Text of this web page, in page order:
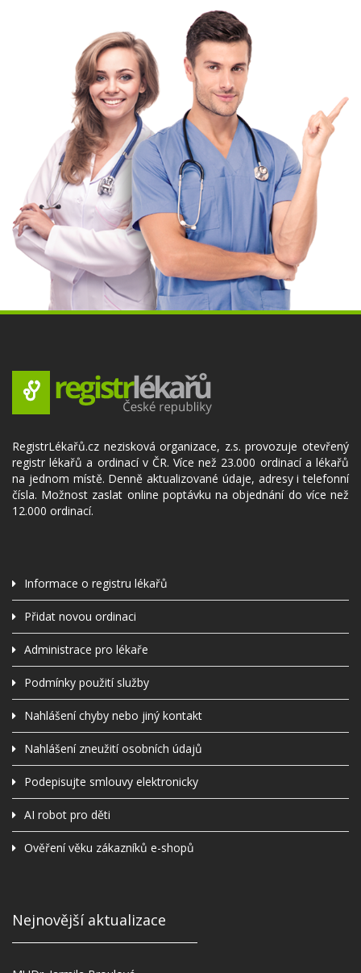
RegistrLékařů.cz nezisková organizace, z.s. provozuje otevřený
registr lékařů a ordinací v ČR. Více než 23.000 ordinací a lékařů
na jednom místě. Denně aktualizované údaje, adresy i telefonní
čísla. Možnost zaslat online poptávku na objednání do více než
12.000 ordinací.
Informace o registru lékařů
Přidat novou ordinaci
Administrace pro lékaře
Podmínky použití služby
Nahlášení chyby nebo jiný kontakt
Nahlášení zneužití osobních údajů
Podepisujte smlouvy elektronicky
AI robot pro děti
Ověření věku zákazníků e-shopů
Nejnovější aktualizace